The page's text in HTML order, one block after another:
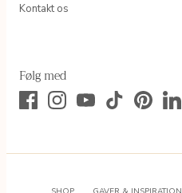
Kontakt os
Følg med